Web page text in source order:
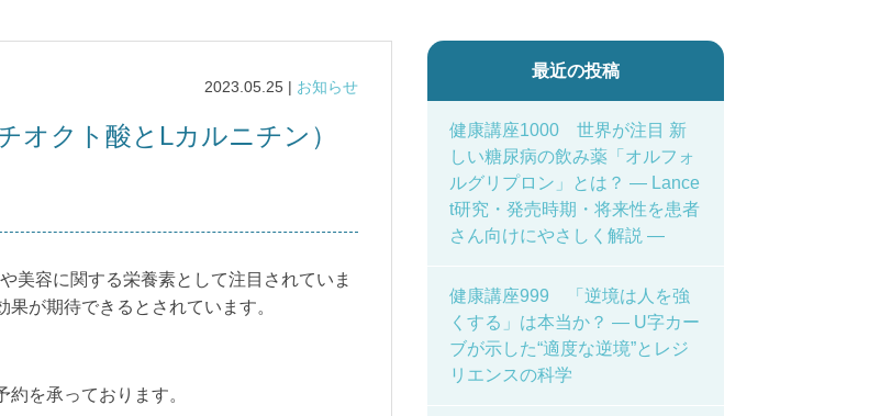
2023.05.25 | お知らせ
オクト酸とLカルニチン）
美容に関する栄養素として注目されていま
が期待できるとされています。
を承っております。
最近の投稿
健康講座1000 世界が注目 新
しい糖尿病の飲み薬「オルフォ
ルグリプロン」とは？ ― Lance
t研究・発売時期・将来性を患者
さん向けにやさしく解説 ―
健康講座999 「逆境は人を強
くする」は本当か？ ― U字カー
ブが示した“適度な逆境”とレジ
リエンスの科学